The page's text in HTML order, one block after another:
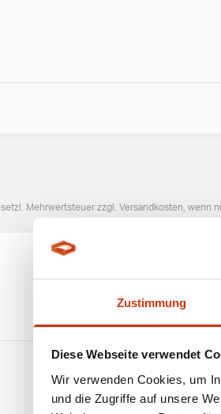
Zustimmung
Diese Webseite verwendet
Wir verwenden Cookies, um
und die Zugriffe auf unsere
Mehrwertsteuer zzgl. Versandkosten, wenn